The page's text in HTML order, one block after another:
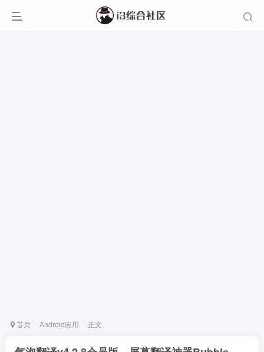
首页 Android应用 正文